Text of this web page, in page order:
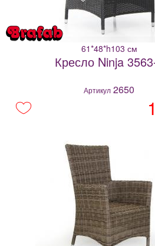
61*48*h103 см
Кресло Ninja
Артикул 2650